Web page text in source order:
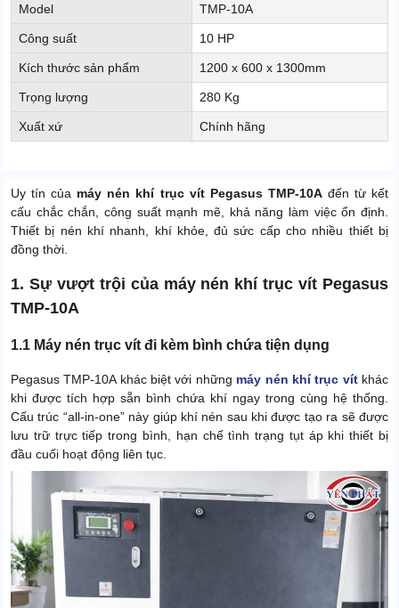
Model TMP-10A
Công suất 10 HP
Kích thước sản phẩm 1200 x 600 x 1300mm
Trọng lượng 280 Kg
Xuất xứ Chính hãng
Uy tín của máy nén khí trục vít Pegasus TMP-10Ađến từ kết
cấu chắc chắn, công suất mạnh mẽ, khả năng làm việc ổn định.
Thiết bị nén khí nhanh, khí khỏe, đủ sức cấp cho nhiều thiết bị
đồng thời.
1. Sự vượt trội của máy nén khí trục vít Pegasus
TMP-10A
1.1 Máy nén trục vít đi kèm bình chứa tiện dụng
Pegasus TMP-10A khác biệt với những máy nén khí trục vítkhác
khi được tích hợp sẵn bình chứa khí ngay trong cùng hệ thống.
Cấu trúc “all-in-one” này giúp khí nén sau khi được tạo ra sẽ được
lưu trữ trực tiếp trong bình, hạn chế tình trạng tụt áp khi thiết bị
đầu cuối hoạt động liên tục.